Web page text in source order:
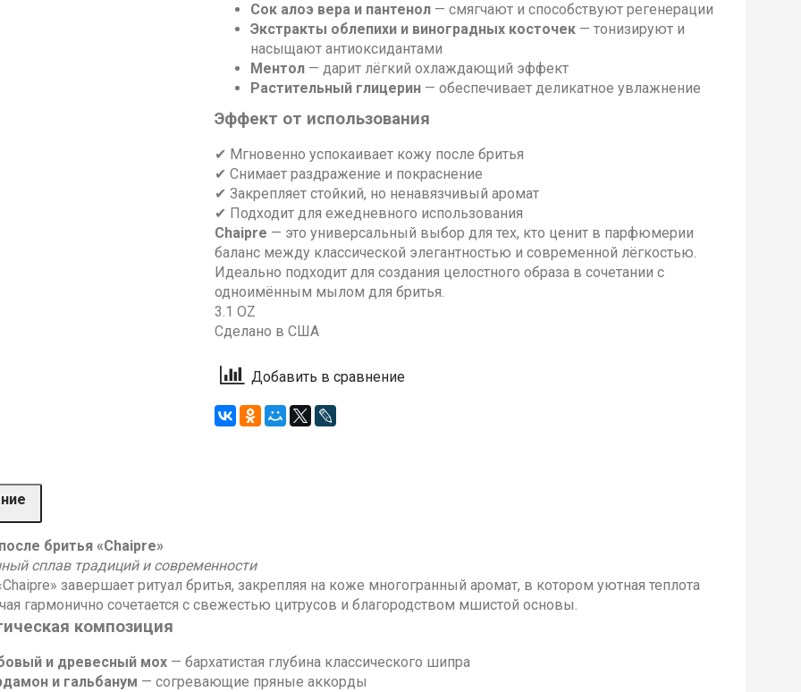
Сок алоэ вера и пантенол— смягчают и способствуют регенерации
Экстракты облепихи и виноградных косточек— тонизируют и
насыщают антиоксидантами
Ментол— дарит лёгкий охлаждающий эффект
Растительный глицерин— обеспечивает деликатное увлажнение
Эффект от использования
✔ Мгновенно успокаивает кожу после бритья
✔ Снимает раздражение и покраснение
✔ Закрепляет стойкий, но ненавязчивый аромат
✔ Подходит для ежедневного использования
Chaipre — это универсальный выбор для тех, кто ценит в парфюмерии
баланс между классической элегантностью и современной лёгкостью.
Идеально подходит для создания целостного образа в сочетании с
одноимённым мылом для бритья.
3.1 OZ
Сделано в США
Добавить в сравнение
бритья «Chaipre»
сплав традиций и современности
завершает ритуал бритья, закрепляя на коже многогранный аромат, в котором уютная теплота
гармонично сочетается с свежестью цитрусов и благородством мшистой основы.
композиция
и древесный мох — бархатистая глубина классического шипра
и гальбанум — согревающие пряные аккорды